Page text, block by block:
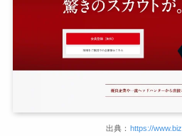
出典： https://